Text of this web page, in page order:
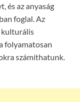
és az anyaság
foglal. Az
kulturális
folyamatosan
számíthatunk.